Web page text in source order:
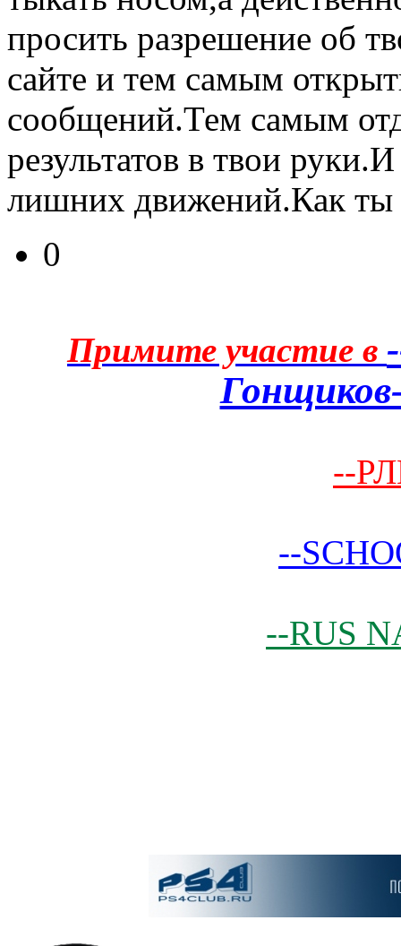
просить разрешение об
сайте и тем самым
сообщений.Тем самым
результатов в твои
лишних движений.Как ты
0
Примите участие в
--
--
--RUS